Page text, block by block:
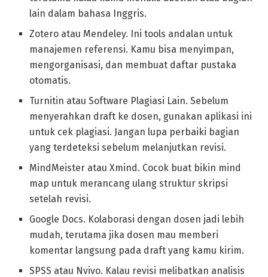
lain dalam bahasa Inggris.
Zotero atau Mendeley. Ini tools andalan untuk
manajemen referensi. Kamu bisa menyimpan,
mengorganisasi, dan membuat daftar pustaka
otomatis.
Turnitin atau Software Plagiasi Lain. Sebelum
menyerahkan draft ke dosen, gunakan aplikasi ini
untuk cek plagiasi. Jangan lupa perbaiki bagian
yang terdeteksi sebelum melanjutkan revisi.
MindMeister atau Xmind. Cocok buat bikin mind
map untuk merancang ulang struktur skripsi
setelah revisi.
Google Docs. Kolaborasi dengan dosen jadi lebih
mudah, terutama jika dosen mau memberi
komentar langsung pada draft yang kamu kirim.
SPSS atau Nvivo. Kalau revisi melibatkan analisis